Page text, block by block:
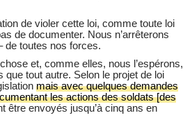
de violer cette loi, comme toute loi
de documenter. Nous n’arrêterons
de toutes nos forces.
et, comme elles, nous l’espérons,
tout autre. Selon le projet de loi
mais avec quelques demandes
les actions des soldats [des
être envoyés jusqu’à cinq ans en